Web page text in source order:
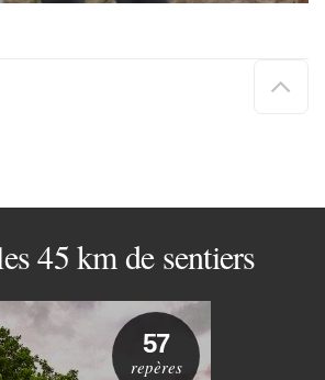
de
45 km de sentiers
57
repères